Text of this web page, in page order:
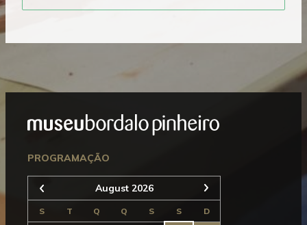
PROGRAMAÇÃO
Anterior August 2026 Seguinte
S T Q Q S S D